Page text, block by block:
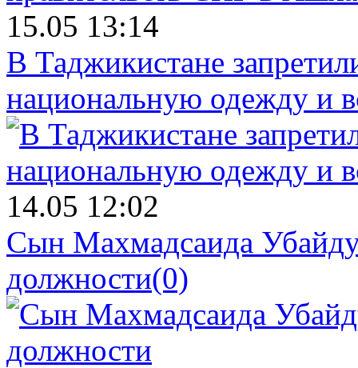
15.05 13:14
В Таджикистане
национальную одежду и
14.05 12:02
Сын Махмадсаида
должности(0)